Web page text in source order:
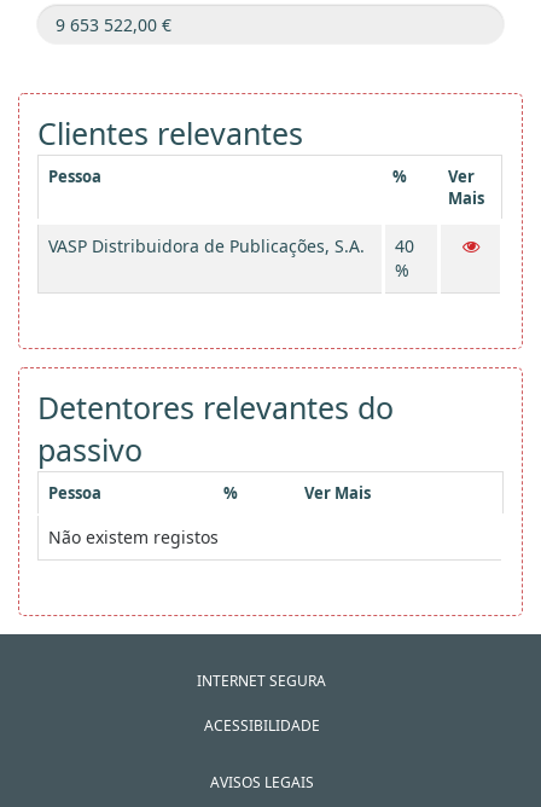
Clientes relevantes
Pessoa %
Ver
Mais
VASP Distribuidora de Publicações, S.A.
40
%
Detentores relevantes do
passivo
Pessoa % Ver Mais
Não existem registos
INTERNET SEGURA
ACESSIBILIDADE
AVISOS LEGAIS